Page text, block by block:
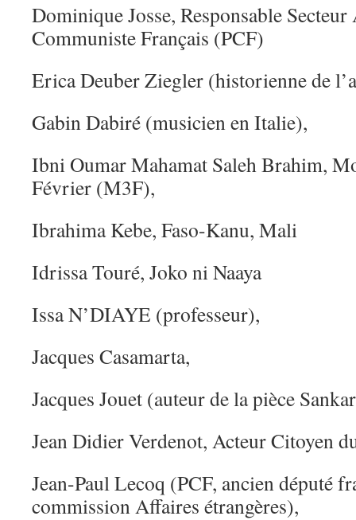
Dominique Josse, Responsable
Communiste Français (PCF)
Erica Deuber Ziegler (historienne de
Gabin Dabiré (musicien en Italie),
Ibni Oumar Mahamat Saleh Brahim,
Février (M3F),
Ibrahima Kebe, Faso-Kanu, Mali
Idrissa Touré, Joko ni Naaya
Issa N’DIAYE (professeur),
Jacques Casamarta,
Jacques Jouet (auteur de la pièce
Jean Didier Verdenot, Acteur Citoyen
Jean-Paul Lecoq (PCF, ancien député
commission Affaires étrangères),